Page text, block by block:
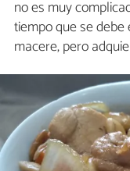
no es muy
tiempo que se
macere, pero